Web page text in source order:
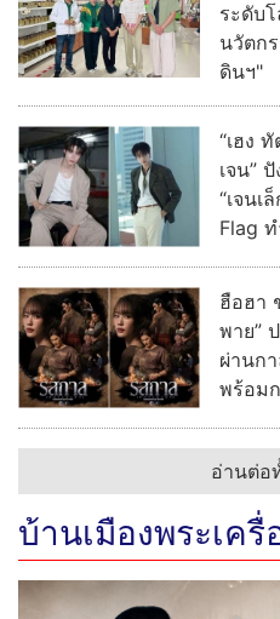
ระดับ
นวัตก
ดินฯ"
“เฮง
เจน”
“เจนเ
Flag
ฮือฮา
พาย”
ผ่านก
พร้อม
อ่านต่อ
บ้านเมืองพระเครื่